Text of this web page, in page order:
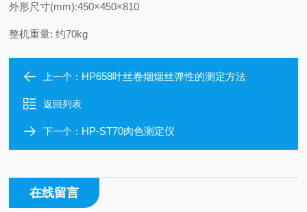
外形尺寸(mm):450×450×810
整机重量: 约70kg
上一个： HP658叶丝卷烟烟丝弹性的测定方法
返回列表
下一个： HP-ST70肉色测定仪
在线留言